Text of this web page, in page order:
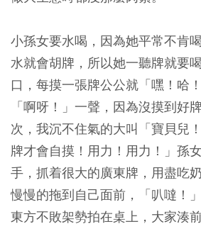
小孫女要水喝，因為她平常不肯
水就會胡牌，所以她一聽牌就要
口，每摸一張牌公公就「嘿！哈
「啊呀！」一聲，因為沒摸到好
次，我沉不住氣的大叫「寶貝兒
牌才會自摸！用力！用力！」孫
手，抓着很大的廣東牌，用盡吃
慢慢的拖到自己面前，「叭噠！
東方不敗架勢拍在桌上，大家湊